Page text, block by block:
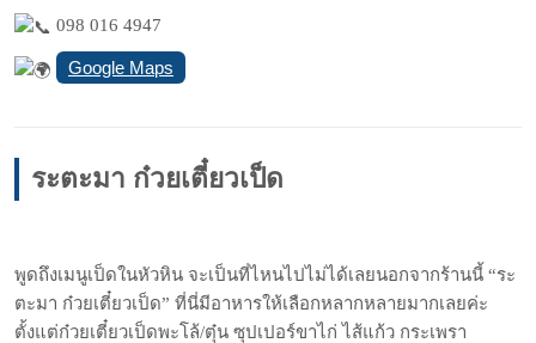
098 016 4947
Google Maps
ระตะมา ก๋วยเตี๋ยวเป็ด
พูดถึงเมนูเป็ดในหัวหิน จะเป็นที่ไหนไปไม่ได้เลยนอกจากร้านนี้ “ระ
ตะมา ก๋วยเตี๋ยวเป็ด” ที่นี่มีอาหารให้เลือกหลากหลายมากเลยค่ะ
ตั้งแต่ก๋วยเตี๋ยวเป็ดพะโล้/ตุ๋น ซุปเปอร์ขาไก่ ไส้แก้ว กระเพรา